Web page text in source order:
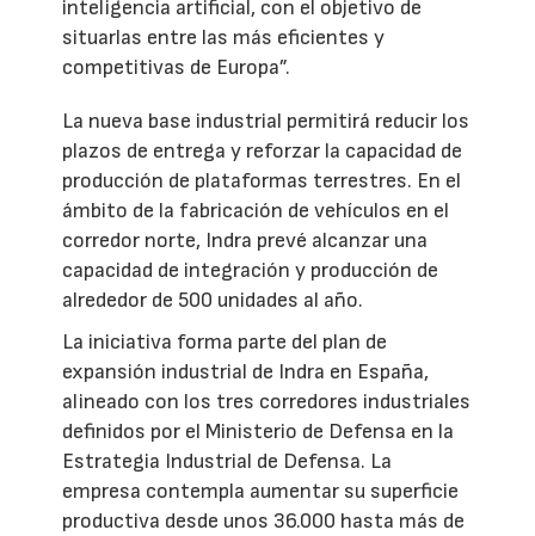
inteligencia artificial, con el objetivo de
situarlas entre las más eficientes y
competitivas de Europa”.
La nueva base industrial permitirá reducir los
plazos de entrega y reforzar la capacidad de
producción de plataformas terrestres. En el
ámbito de la fabricación de vehículos en el
corredor norte, Indra prevé alcanzar una
capacidad de integración y producción de
alrededor de 500 unidades al año.
La iniciativa forma parte del plan de
expansión industrial de Indra en España,
alineado con los tres corredores industriales
definidos por el Ministerio de Defensa en la
Estrategia Industrial de Defensa. La
empresa contempla aumentar su superficie
productiva desde unos 36.000 hasta más de